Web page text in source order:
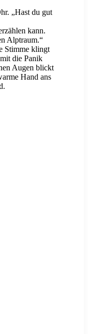
„Hast du gut
kann.
Alptraum.“
Stimme klingt
die Panik
Augen blickt
Hand ans